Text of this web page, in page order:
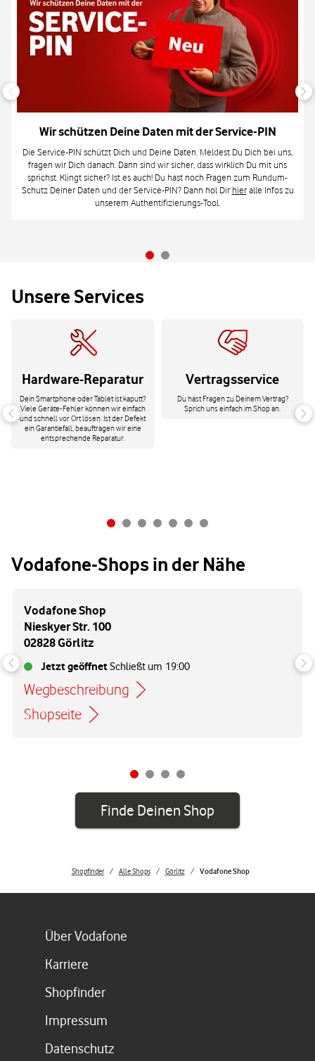
Wir schützen Deine Daten mit der Service-PIN
Die Service-PIN schützt Dich und Deine Daten. Meldest Du Dich bei uns,
fragen wir Dich danach. Dann sind wir sicher, dass wirklich Du mit uns
sprichst. Klingt sicher? Ist es auch! Du hast noch Fragen zum Rundum-
Schutz Deiner Daten und der Service-PIN? Dann hol Dir hieralle Infos zu
unserem Authentifizierungs-Tool.
Unsere Services
Hardware-Reparatur
Dein Smartphone oder Tablet ist kaputt?
Viele Geräte-Fehler können wir einfach
und schnell vor Ort lösen. Ist der Defekt
ein Garantiefall, beauftragen wir eine
entsprechende Reparatur.
Vertragsservice
Du hast Fragen zu Deinem Vertrag?
Sprich uns einfach im Shop an.
Vodafone-Shops in der Nähe
Vodafone Shop
Nieskyer Str. 100
02828 Görlitz
Jetzt geöffnetSchließt um 19:00
Wegbeschreibung
Link öffnet in einem neuen Tab
Shopseite
Finde Deinen Shop
Shopfinder Alle Shops Görlitz Vodafone Shop
Über Vodafone
Karriere
ShopfinderLink öffnet in einem neuen Tab
Impressum
Datenschutz